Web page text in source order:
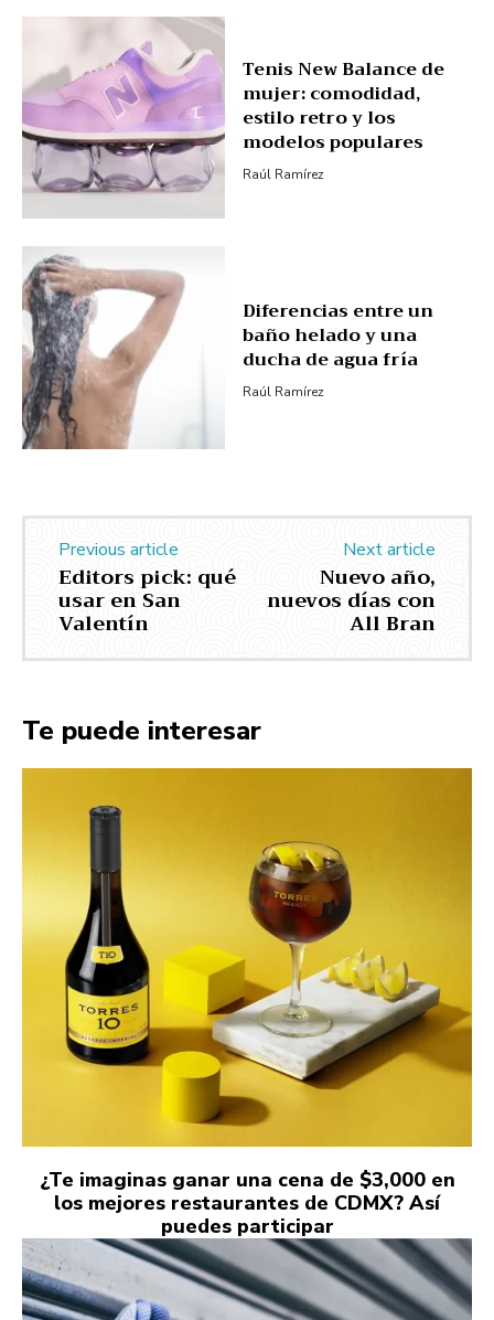
Tenis New Balance de
mujer: comodidad,
estilo retro y los
modelos populares
Raúl Ramírez
Diferencias entre un
baño helado y una
ducha de agua fría
Raúl Ramírez
Previous article
Editors pick: qué
usar en San
Valentín
Next article
Nuevo año,
nuevos días con
All Bran
Te puede interesar
¿Te imaginas ganar una cena de $3,000 en
los mejores restaurantes de CDMX? Así
puedes participar